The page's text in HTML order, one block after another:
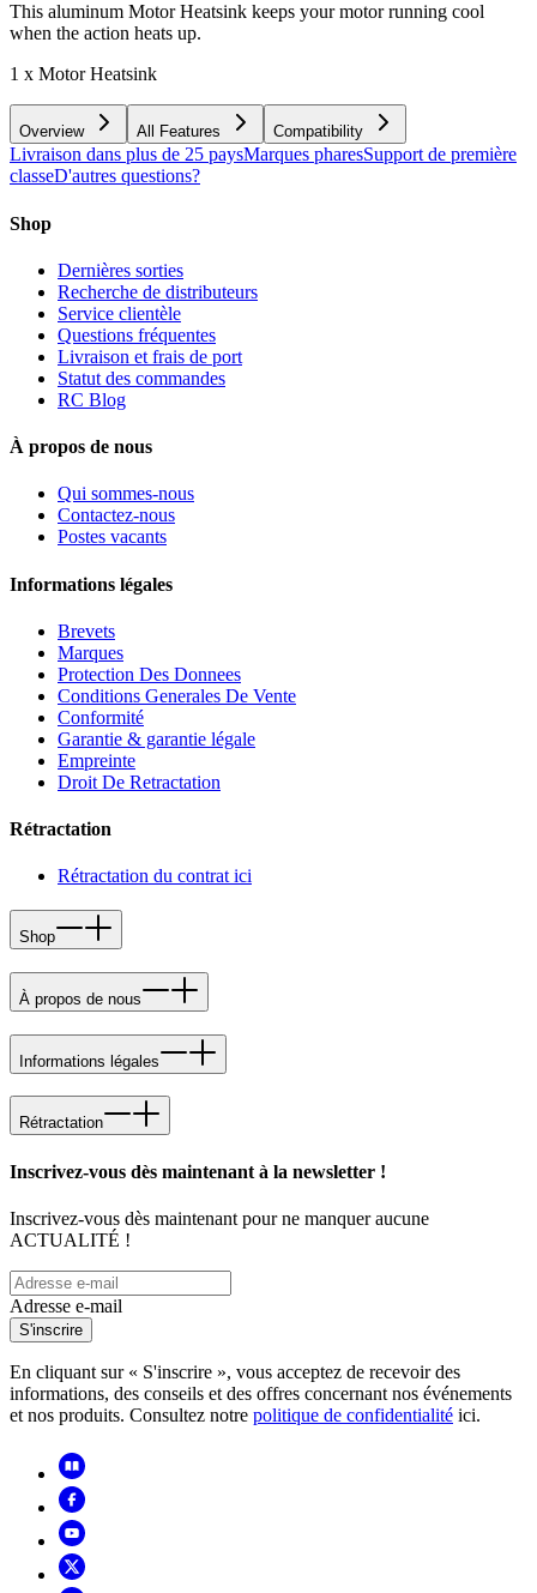
This aluminum Motor Heatsink keeps your motor running cool
when the action heats up.
1 x Motor Heatsink
Overview All Features Compatibility
Livraison dans plus de 25 paysMarques pharesSupport de première
classeD'autres questions?
Shop
Dernières sorties
Recherche de distributeurs
Service clientèle
Questions fréquentes
Livraison et frais de port
Statut des commandes
RC Blog
À propos de nous
Qui sommes-nous
Contactez-nous
Postes vacants
Informations légales
Brevets
Marques
Protection Des Donnees
Conditions Generales De Vente
Conformité
Garantie & garantie légale
Empreinte
Droit De Retractation
Rétractation
Rétractation du contrat ici
Shop
À propos de nous
Informations légales
Rétractation
Inscrivez-vous dès maintenant à la newsletter !
Inscrivez-vous dès maintenant pour ne manquer aucune
ACTUALITÉ !
Adresse e-mail
S'inscrire
En cliquant sur « S'inscrire », vous acceptez de recevoir des
informations, des conseils et des offres concernant nos événements
et nos produits. Consultez notre politique de confidentialité ici.